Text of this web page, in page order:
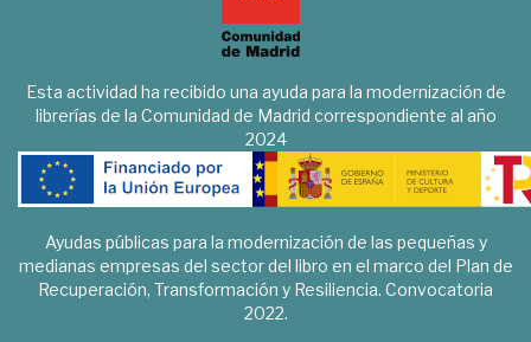
Esta actividad ha recibido una ayuda para la modernización de
librerías de la Comunidad de Madrid correspondiente al año
2024
Ayudas públicas para la modernización de las pequeñas y
medianas empresas del sector del libro en el marco del Plan de
Recuperación, Transformación y Resiliencia. Convocatoria
2022.